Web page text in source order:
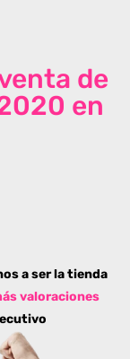
de
en
a ser la tienda
valoraciones